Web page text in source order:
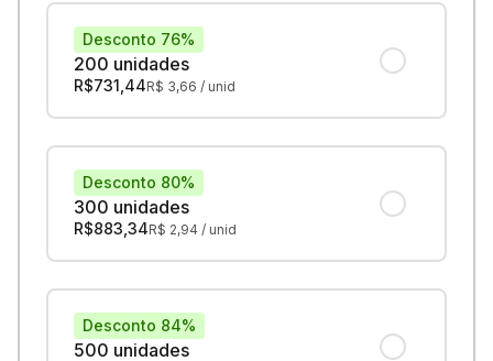
200 unidades
Desconto 76%
R$731,44R$ 3,66 / unid
300 unidades
Desconto 80%
R$883,34R$ 2,94 / unid
500 unidades
Desconto 84%